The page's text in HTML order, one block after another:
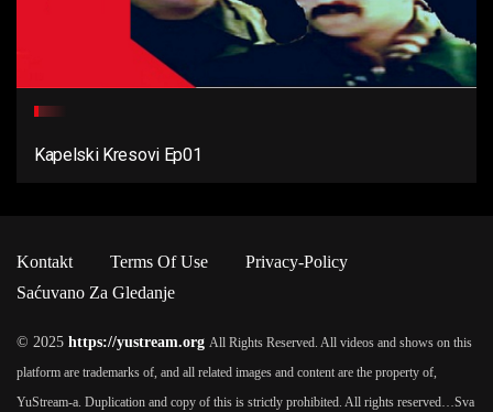
Kapelski Kresovi Ep01
Kontakt Terms Of Use
Privacy-Policy
Saćuvano Za Gledanje
© 2025 https://yustream.org All Rights Reserved. All videos and shows on this
platform are trademarks of, and all related images and content are the property of,
YuStream-a. Duplication and copy of this is strictly prohibited. All rights reserved…Sva